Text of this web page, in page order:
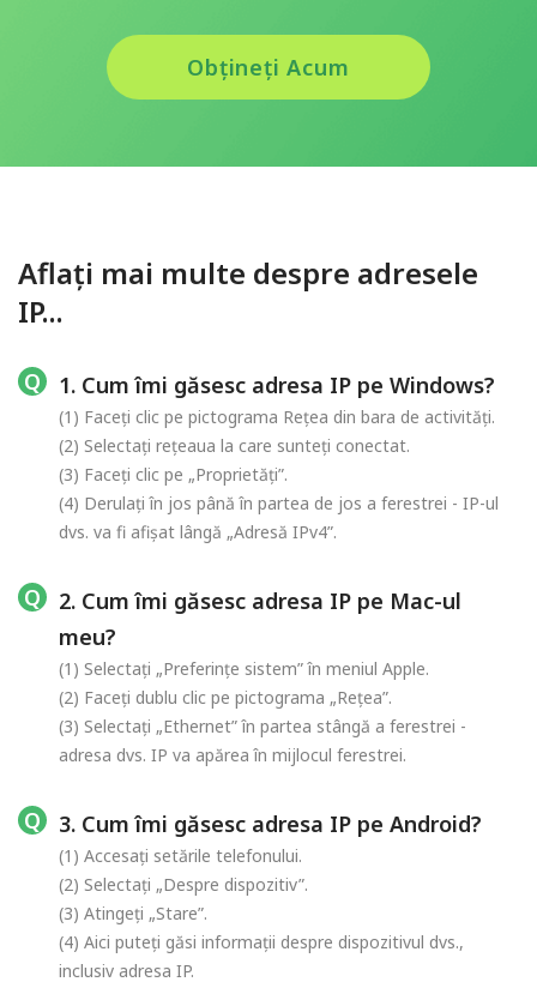
Obțineți Acum
Aflați mai multe despre adresele
IP...
1. Cum îmi găsesc adresa IP pe Windows?
(1) Faceți clic pe pictograma Rețea din bara de activități.
(2) Selectați rețeaua la care sunteți conectat.
(3) Faceți clic pe „Proprietăți”.
(4) Derulați în jos până în partea de jos a ferestrei - IP-ul
dvs. va fi afișat lângă „Adresă IPv4”.
2. Cum îmi găsesc adresa IP pe Mac-ul
meu?
(1) Selectați „Preferințe sistem” în meniul Apple.
(2) Faceți dublu clic pe pictograma „Rețea”.
(3) Selectați „Ethernet” în partea stângă a ferestrei -
adresa dvs. IP va apărea în mijlocul ferestrei.
3. Cum îmi găsesc adresa IP pe Android?
(1) Accesați setările telefonului.
(2) Selectați „Despre dispozitiv”.
(3) Atingeți „Stare”.
(4) Aici puteți găsi informații despre dispozitivul dvs.,
inclusiv adresa IP.